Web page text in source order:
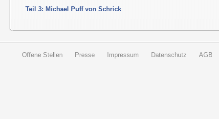
Teil 3: Michael Puff von Schrick
Offene Stellen Presse Impressum Datenschutz AGB